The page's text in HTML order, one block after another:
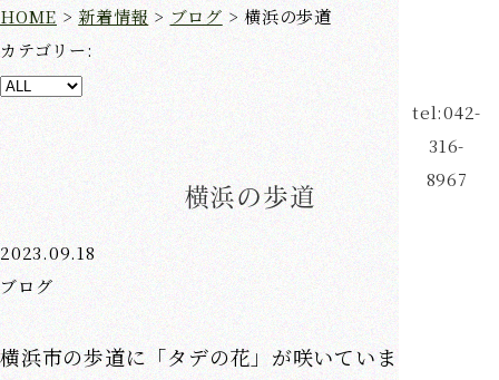
tel:042-
316-
8967
HOME>新着情報 > ブログ> 横浜の歩道
カテゴリー:
横浜の歩道
2023.09.18
ブログ
横浜市の歩道に「タデの花」が咲いていました。こ